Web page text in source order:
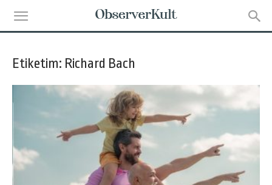
Etiketim: Richard Bach